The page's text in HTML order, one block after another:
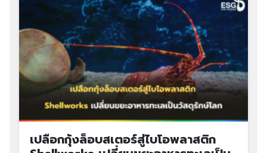
เปลือกกุ้งล็อบสเตอร์สู่ไบโอพลาสติก